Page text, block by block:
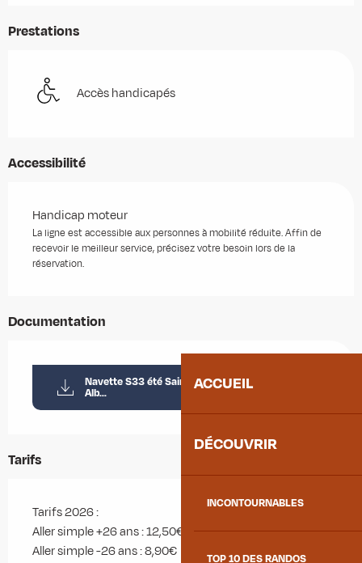
ACCUEIL
DÉCOUVRIR
INCONTOURNABLES
TOP 10 DES RANDOS
Prestations
Accès handicapés
Accessibilité
Handicap moteur
La ligne est accessible aux personnes à mobilité réduite. Affin de
recevoir le meilleur service, précisez votre besoin lors de la
réservation.
Documentation
Navette S33 été Saint-Jean-de-Maurienne <->
Alb...
Tarifs
Tarifs 2026 :
Aller simple +26 ans : 12,50€
Aller simple -26 ans : 8,90€